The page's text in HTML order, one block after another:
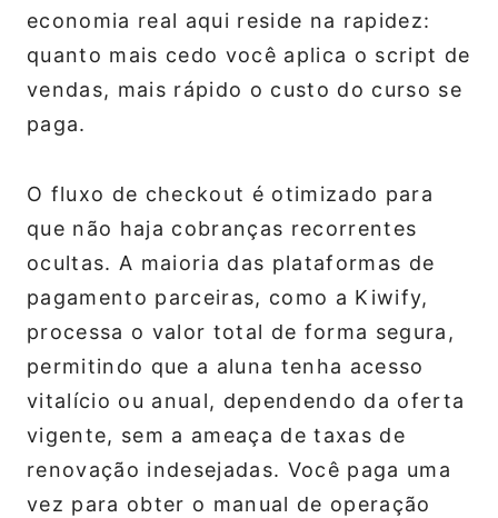
economia real aqui reside na rapidez:
quanto mais cedo você aplica o script de
vendas, mais rápido o custo do curso se
paga.
O fluxo de checkout é otimizado para
que não haja cobranças recorrentes
ocultas. A maioria das plataformas de
pagamento parceiras, como a Kiwify,
processa o valor total de forma segura,
permitindo que a aluna tenha acesso
vitalício ou anual, dependendo da oferta
vigente, sem a ameaça de taxas de
renovação indesejadas. Você paga uma
vez para obter o manual de operação